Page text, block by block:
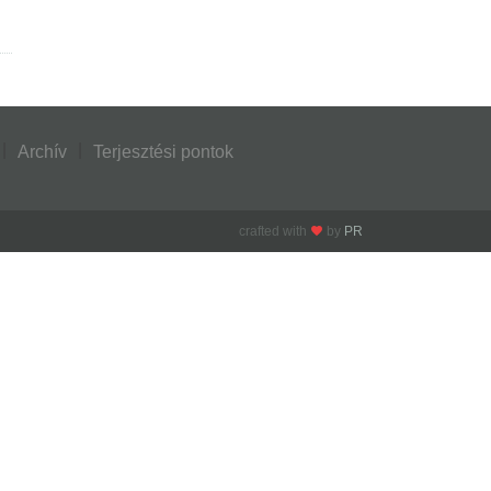
Archív Terjesztési pontok
crafted with by PR